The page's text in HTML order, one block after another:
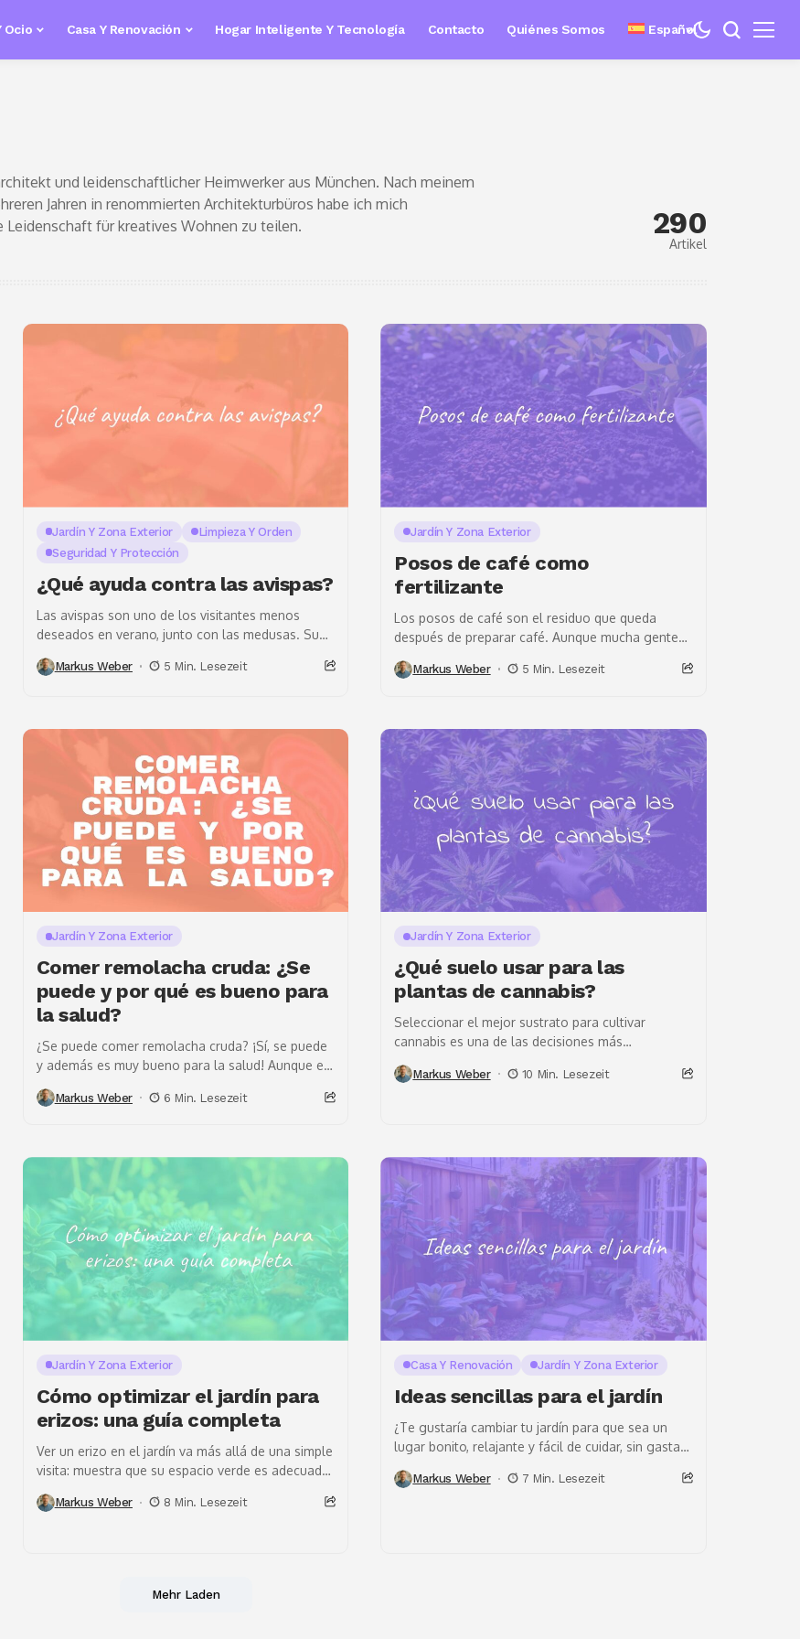
Ocio Casa Y Renovación Hogar Inteligente Y Tecnología Contacto Quiénes Somos Español
und leidenschaftlicher Heimwerker aus München. Nach meinem
Jahren in renommierten Architekturbüros habe ich mich
für kreatives Wohnen zu teilen.
290
Artikel
Jardín Y Zona Exterior
Limpieza Y Orden
Seguridad Y Protección
¿Qué ayuda contra las avispas?
Las avispas son uno de los visitantes menos
deseados en verano, junto con las medusas. Su
casa,...
Markus Weber 5 Min. Lesezeit
Jardín Y Zona Exterior
Posos de café como
fertilizante
Los posos de café son el residuo que queda
después de preparar café. Aunque mucha gente
Markus Weber 5 Min. Lesezeit
Jardín Y Zona Exterior
Comer remolacha cruda: ¿Se
puede y por qué es bueno para
la salud?
¿Se puede comer remolacha cruda? ¡Sí, se puede
y además es muy bueno para la salud! Aunque en
Markus Weber 6 Min. Lesezeit
Jardín Y Zona Exterior
¿Qué suelo usar para las
plantas de cannabis?
Seleccionar el mejor sustrato para cultivar
cannabis es una de las decisiones más
obtener una buena cosecha,...
Markus Weber 10 Min. Lesezeit
Jardín Y Zona Exterior
Cómo optimizar el jardín para
erizos: una guía completa
Ver un erizo en el jardín va más allá de una simple
visita: muestra que su espacio verde es adecuado
Markus Weber 8 Min. Lesezeit
Casa Y Renovación Jardín Y Zona Exterior
Ideas sencillas para el jardín
¿Te gustaría cambiar tu jardín para que sea un
lugar bonito, relajante y fácil de cuidar, sin gastar
Markus Weber 7 Min. Lesezeit
Mehr Laden